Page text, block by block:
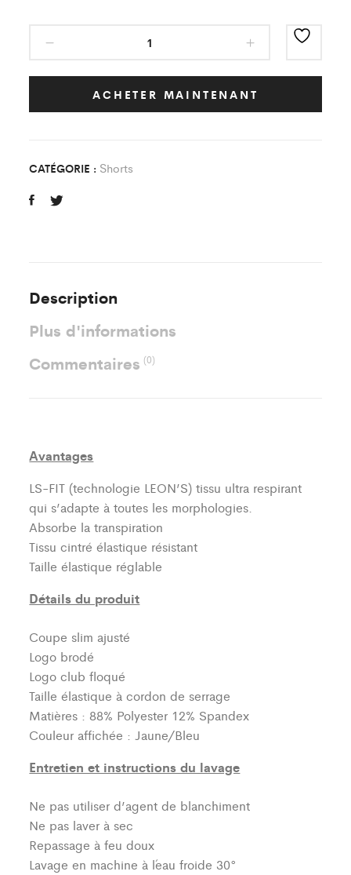
As
Fontenay
St
quantity
ACHETER MAINTENANT
CATÉGORIE : Shorts
Description
Plus d'informations
Commentaires(0)
Avantages
LS-FIT (technologie LEON’S)tissu ultra respirant
qui s’adapte à toutes les morphologies.
Absorbe la transpiration
Tissu cintré élastique résistant
Taille élastique réglable
Détails du produit
Coupe slim ajusté
Logo brodé
Logo club floqué
Taille élastique à cordon de serrage
Matières : 88% Polyester 12% Spandex
Couleur affichée : Jaune/Bleu
Entretien et instructions du lavage
Ne pas utiliser d’agent de blanchiment
Ne pas laver à sec
Repassage à feu doux
Lavage en machine à l´eau froide 30°